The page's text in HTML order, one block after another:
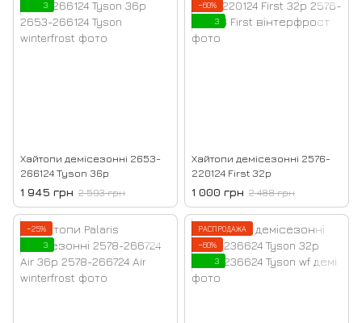
3
Хайтопи демісезонні 2653-
266124 Tyson 36р
1 945 грн 2 593 грн
−60%
3
Хайтопи демісезонні 2576-
220124 First 32р
1 000 грн 2 488 грн
−25%
3
РАСПРОДАЖА
−60%
3